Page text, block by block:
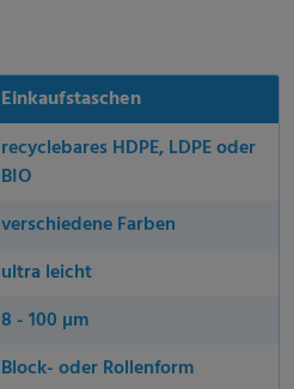
Einkaufstaschen
recyclebares HDPE, LDPE oder
BIO
verschiedene Farben
ultra leicht
8 - 100 µm
Block- oder Rollenform